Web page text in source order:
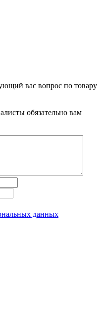
вас вопрос по товару
обязательно вам
данных